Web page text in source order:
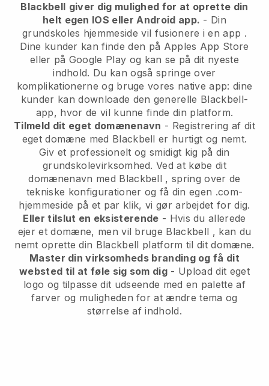
Blackbell giver dig mulighed for at oprette din
helt egen IOS eller Android app. - Din
grundskoles hjemmeside vil fusionere i en app .
Dine kunder kan finde den på Apples App Store
eller på Google Play og kan se på dit nyeste
indhold. Du kan også springe over
komplikationerne og bruge vores native app: dine
kunder kan downloade den generelle Blackbell-
app, hvor de vil kunne finde din platform.
Tilmeld dit eget domænenavn - Registrering af dit
eget domæne med Blackbell er hurtigt og nemt.
Giv et professionelt og smidigt kig på din
grundskolevirksomhed. Ved at købe dit
domænenavn med Blackbell , spring over de
tekniske konfigurationer og få din egen .com-
hjemmeside på et par klik, vi gør arbejdet for dig.
Eller tilslut en eksisterende - Hvis du allerede
ejer et domæne, men vil bruge Blackbell , kan du
nemt oprette din Blackbell platform til dit domæne.
Master din virksomheds branding og få dit
websted til at føle sig som dig - Upload dit eget
logo og tilpasse dit udseende med en palette af
farver og muligheden for at ændre tema og
størrelse af indhold.